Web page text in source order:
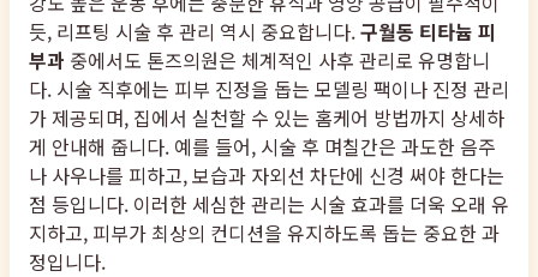
듯, 리프팅 시술 후 관리 역시 중요합니다.구월동 티타늄 피
부과 중에서도 톤즈의원은 체계적인 사후 관리로 유명합니
다. 시술 직후에는 피부 진정을 돕는 모델링 팩이나 진정 관리
가 제공되며, 집에서 실천할 수 있는 홈케어 방법까지 상세하
게 안내해 줍니다. 예를 들어, 시술 후 며칠간은 과도한 음주
나 사우나를 피하고, 보습과 자외선 차단에 신경 써야 한다는
점 등입니다. 이러한 세심한 관리는 시술 효과를 더욱 오래 유
지하고, 피부가 최상의 컨디션을 유지하도록 돕는 중요한 과
정입니다.